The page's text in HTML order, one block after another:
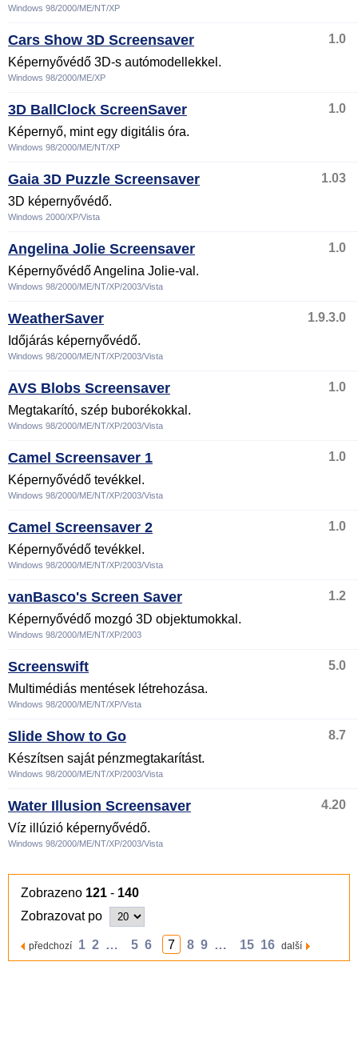
Windows 98/2000/ME/NT/XP
Cars Show 3D Screensaver
1.0
Képernyővédő 3D-s autómodellekkel.
Windows 98/2000/ME/XP
3D BallClock ScreenSaver
1.0
Képernyő, mint egy digitális óra.
Windows 98/2000/ME/NT/XP
Gaia 3D Puzzle Screensaver
1.03
3D képernyővédő.
Windows 2000/XP/Vista
Angelina Jolie Screensaver
1.0
Képernyővédő Angelina Jolie-val.
Windows 98/2000/ME/NT/XP/2003/Vista
WeatherSaver
1.9.3.0
Időjárás képernyővédő.
Windows 98/2000/ME/NT/XP/2003/Vista
AVS Blobs Screensaver
1.0
Megtakarító, szép buborékokkal.
Windows 98/2000/ME/NT/XP/2003/Vista
Camel Screensaver 1
1.0
Képernyővédő tevékkel.
Windows 98/2000/ME/NT/XP/2003/Vista
Camel Screensaver 2
1.0
Képernyővédő tevékkel.
Windows 98/2000/ME/NT/XP/2003/Vista
vanBasco's Screen Saver
1.2
Képernyővédő mozgó 3D objektumokkal.
Windows 98/2000/ME/NT/XP/2003
Screenswift
5.0
Multimédiás mentések létrehozása.
Windows 98/2000/ME/NT/XP/Vista
Slide Show to Go
8.7
Készítsen saját pénzmegtakarítást.
Windows 98/2000/ME/NT/XP/2003/Vista
Water Illusion Screensaver
4.20
Víz illúzió képernyővédő.
Windows 98/2000/ME/NT/XP/2003/Vista
Zobrazeno 121 - 140
Zobrazovat po
předchozí 1 2 … 5 6 7 8 9 … 15 16 další